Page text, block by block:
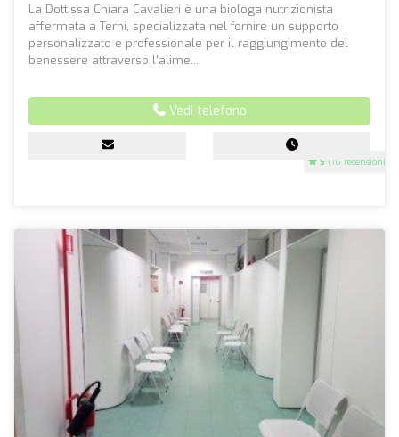
5 (16 recensioni)
La Dott.ssa Chiara Cavalieri è una biologa nutrizionista
affermata a Terni, specializzata nel fornire un supporto
personalizzato e professionale per il raggiungimento del
benessere attraverso l'alime...
Vedi telefono